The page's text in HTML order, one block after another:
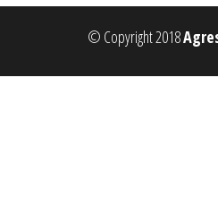
© Copyright 2018